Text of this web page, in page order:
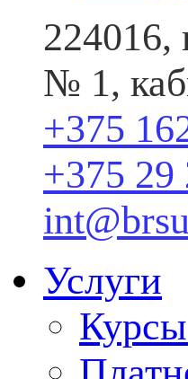
224016,
№ 1,
+375
+375
Услуги